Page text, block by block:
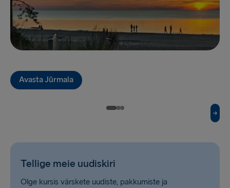
Grenaa → Halmstad
Gdynia → Karlskrona
Holyhead → Dublin
Liverpool → Belfast
Cairnryan → Belfast
Harwich → Hook of Holland
Avasta Jūrmala
Tellige meie uudiskiri
Olge kursis värskete uudiste, pakkumiste ja